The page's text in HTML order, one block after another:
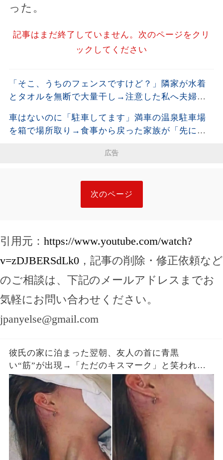
った。
記事はまだ終了していません。次のページをクリ
ックしてください
「そこ、うちのフェンスですけど？」隣家が水着
とタオルを無断で大量干し→注意した私へ夫婦そ
せると…
車はないのに「駐車してます」満車の温泉駐車場
を箱で場所取り→食事から戻った家族が「先に確
広告
次のページ
引用元： https://www.youtube.com/watch?
v=zDJBERSdLk0 ，記事の削除・修正依頼など
のご相談は、下記のメールアドレスまでお
気軽にお問い合わせください。
jpanyelse@gmail.com
彼氏の家に泊まった翌朝、友人の首に青黒
い“筋”が出現→「ただのキスマーク」と笑われた
が、医師は昨夜の首への圧迫を確認した